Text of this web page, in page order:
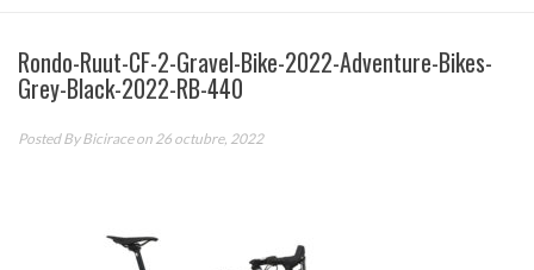
Rondo-Ruut-CF-2-Gravel-Bike-2022-Adventure-Bikes-
Grey-Black-2022-RB-440
Posted ByBiciraceon 26 octubre, 2022